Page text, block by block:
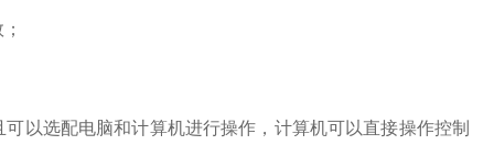
以选配电脑和计算机进行操作，计算机可以直接操作控制